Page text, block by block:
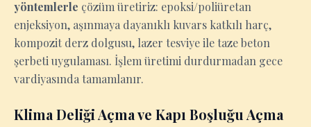
yöntemlerle çözüm üretiriz: epoksi/poliüretan
enjeksiyon, aşınmaya dayanıklı kuvars katkılı harç,
kompozit derz dolgusu, lazer tesviye ile taze beton
şerbeti uygulaması. İşlem üretimi durdurmadan gece
vardiyasında tamamlanır.
Klima Deliği Açma ve Kapı Boşluğu Açma